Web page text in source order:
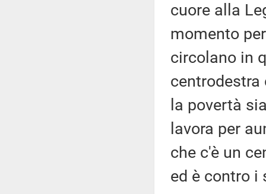
cuore alla
momento
circolano in
centrodestra
la povertà
lavora per
che c'è un
ed è contro i